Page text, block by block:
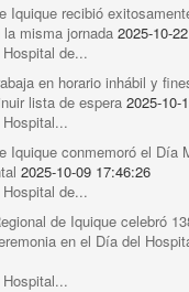
Iquique recibió
misma jornada 2025-10-
de...
en horario inhábil y
lista de espera 2025-10-
Iquique conmemoró el Día
2025-10-09 17:46:26
de...
de Iquique celebró
en el Día del